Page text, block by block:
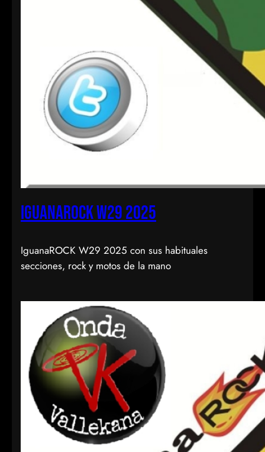
iguanarock w29 2025
IguanaROCK W29 2025 con sus habituales
secciones, rock y motos de la mano